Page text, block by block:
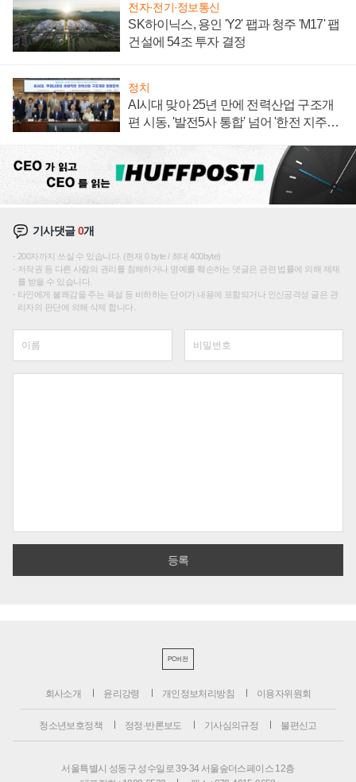
전자·전기·정보통신
SK하이닉스, 용인 'Y2' 팹과 청주 'M17' 팹
건설에 54조 투자 결정
정치
AI시대 맞아 25년 만에 전력산업 구조개
편 시동, '발전5사 통합' 넘어 '한전 지주사'
기사댓글0개
200자까지 쓰실 수 있습니다. (현재 0 byte / 최대 400byte)
저작권 등 다른 사람의 권리를 침해하거나 명예를 훼손하는 댓글은 관련 법률에 의해 제재
를 받을 수 있습니다.
타인에게 불쾌감을 주는 욕설 등 비하하는 단어가 내용에 포함되거나 인신공격성 글은 관
리자의 판단에 의해 삭제 합니다.
PC버전
회사소개 윤리강령 개인정보처리방침 이용자위원회
청소년보호정책 정정·반론보도 기사심의규정 불편신고
서울특별시 성동구 성수일로 39-34 서울숲더스페이스 12층